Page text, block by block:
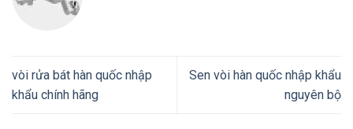
vòi rửa bát hàn quốc nhập
khẩu chính hãng
Sen vòi hàn quốc nhập khẩu
nguyên bộ